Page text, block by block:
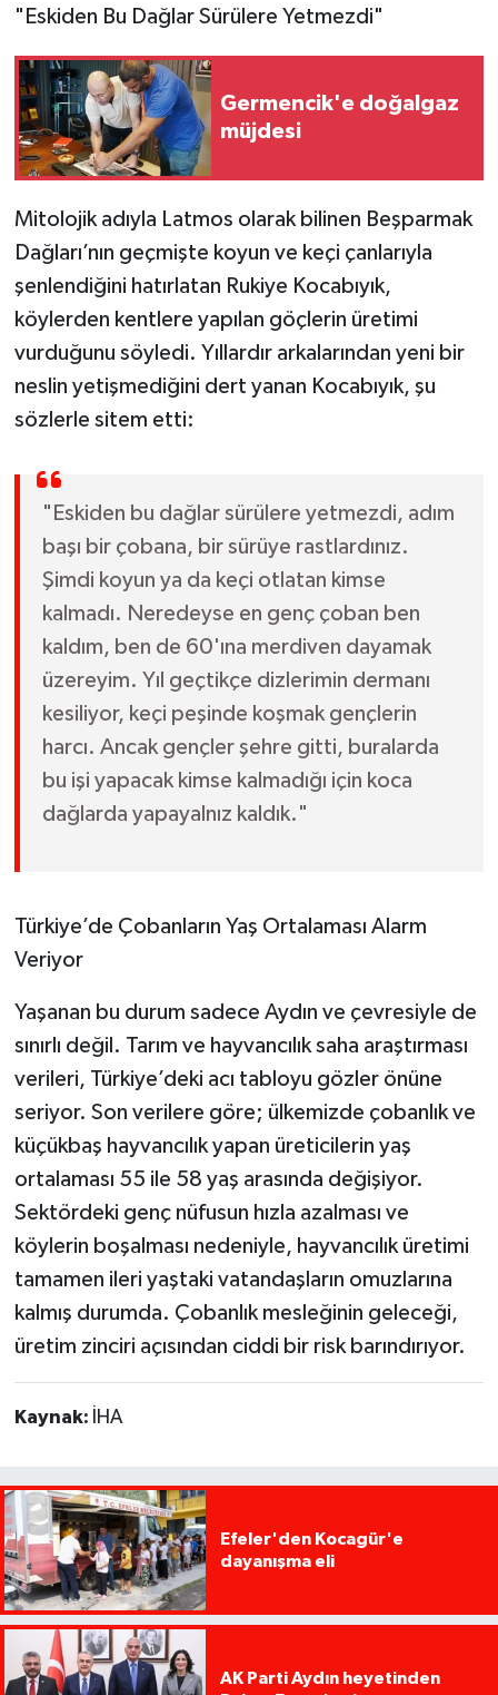
"Eskiden Bu Dağlar Sürülere Yetmezdi"
Germencik'e doğalgaz
müjdesi
Mitolojik adıyla Latmos olarak bilinen Beşparmak
Dağları’nın geçmişte koyun ve keçi çanlarıyla
şenlendiğini hatırlatan Rukiye Kocabıyık,
köylerden kentlere yapılan göçlerin üretimi
vurduğunu söyledi. Yıllardır arkalarından yeni bir
neslin yetişmediğini dert yanan Kocabıyık, şu
sözlerle sitem etti:
"Eskiden bu dağlar sürülere yetmezdi, adım
başı bir çobana, bir sürüye rastlardınız.
Şimdi koyun ya da keçi otlatan kimse
kalmadı. Neredeyse en genç çoban ben
kaldım, ben de 60'ına merdiven dayamak
üzereyim. Yıl geçtikçe dizlerimin dermanı
kesiliyor, keçi peşinde koşmak gençlerin
harcı. Ancak gençler şehre gitti, buralarda
bu işi yapacak kimse kalmadığı için koca
dağlarda yapayalnız kaldık."
Türkiye’de Çobanların Yaş Ortalaması Alarm
Veriyor
Yaşanan bu durum sadece Aydın ve çevresiyle de
sınırlı değil. Tarım ve hayvancılık saha araştırması
verileri, Türkiye’deki acı tabloyu gözler önüne
seriyor. Son verilere göre; ülkemizde çobanlık ve
küçükbaş hayvancılık yapan üreticilerin yaş
ortalaması 55 ile 58 yaş arasında değişiyor.
Sektördeki genç nüfusun hızla azalması ve
köylerin boşalması nedeniyle, hayvancılık üretimi
tamamen ileri yaştaki vatandaşların omuzlarına
kalmış durumda. Çobanlık mesleğinin geleceği,
üretim zinciri açısından ciddi bir risk barındırıyor.
Kaynak: İHA
Efeler'den Kocagür'e
dayanışma eli
AK Parti Aydın heyetinden